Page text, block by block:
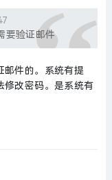
要验证邮件
邮件的。系统有提
修改密码。是系统有